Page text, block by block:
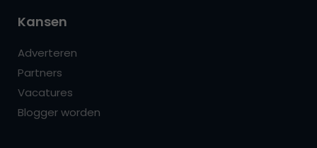
Kansen
Adverteren
Partners
Vacatures
Blogger worden